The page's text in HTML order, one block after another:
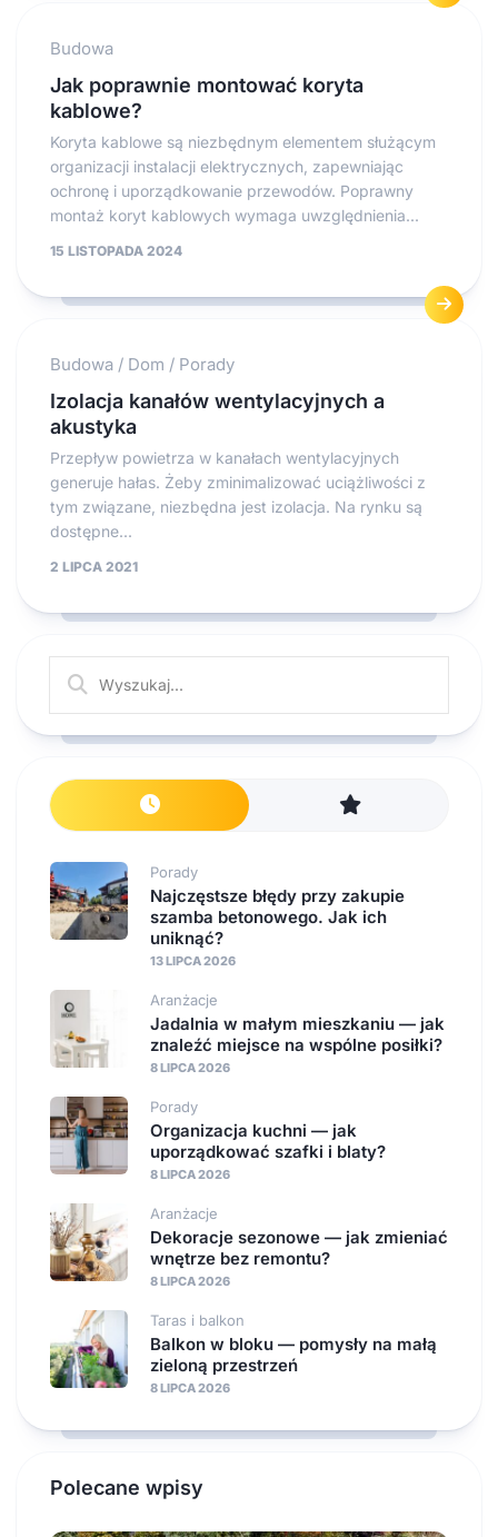
Budowa
Jak poprawnie montować koryta
kablowe?
Koryta kablowe są niezbędnym elementem służącym
organizacji instalacji elektrycznych, zapewniając
ochronę i uporządkowanie przewodów. Poprawny
montaż koryt kablowych wymaga uwzględnienia...
15 LISTOPADA 2024
Budowa / Dom / Porady
Izolacja kanałów wentylacyjnych a
akustyka
Przepływ powietrza w kanałach wentylacyjnych
generuje hałas. Żeby zminimalizować uciążliwości z
tym związane, niezbędna jest izolacja. Na rynku są
dostępne...
2 LIPCA 2021
Porady
Najczęstsze błędy przy zakupie
szamba betonowego. Jak ich
uniknąć?
13 LIPCA 2026
Aranżacje
Jadalnia w małym mieszkaniu — jak
znaleźć miejsce na wspólne posiłki?
8 LIPCA 2026
Porady
Organizacja kuchni — jak
uporządkować szafki i blaty?
8 LIPCA 2026
Aranżacje
Dekoracje sezonowe — jak zmieniać
wnętrze bez remontu?
8 LIPCA 2026
Taras i balkon
Balkon w bloku — pomysły na małą
zieloną przestrzeń
8 LIPCA 2026
Polecane wpisy